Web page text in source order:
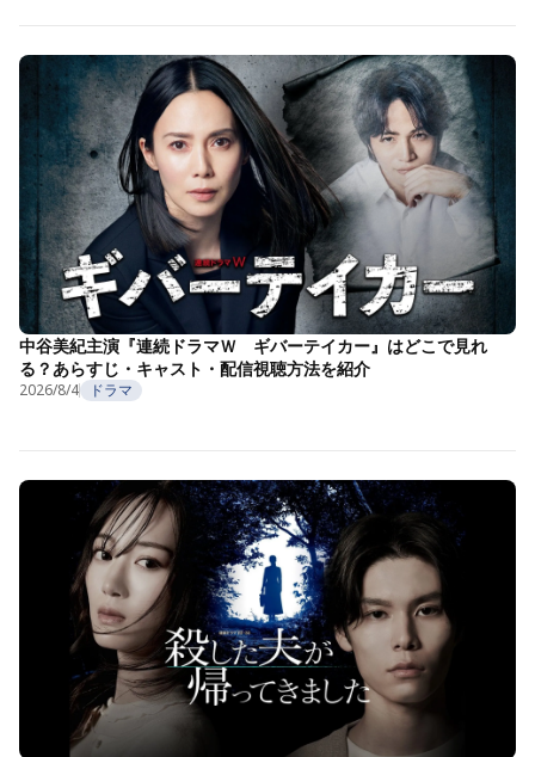
中谷美紀主演『連続ドラマＷ ギバーテイカー』はどこで見れ
る？あらすじ・キャスト・配信視聴方法を紹介
2026/8/4 ドラマ